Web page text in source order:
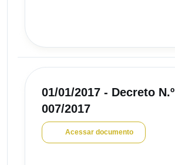
01/01/2017 - Decreto N.º
007/2017
Acessar documento